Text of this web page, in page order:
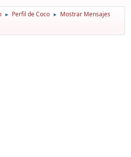
► Perfil de Coco ► Mostrar Mensajes